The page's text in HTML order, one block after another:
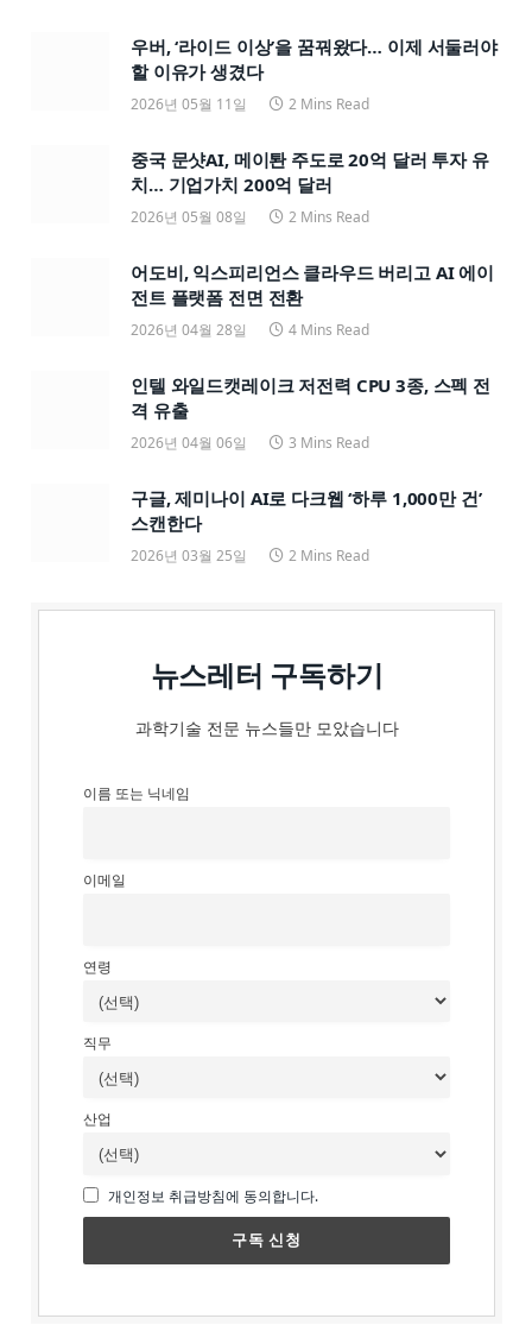
우버, ‘라이드 이상’을 꿈꿔왔다… 이제 서둘러야
할 이유가 생겼다
2026년 05월 11일 2 Mins Read
중국 문샷AI, 메이퇀 주도로 20억 달러 투자 유
치… 기업가치 200억 달러
2026년 05월 08일 2 Mins Read
어도비, 익스피리언스 클라우드 버리고 AI 에이
전트 플랫폼 전면 전환
2026년 04월 28일 4 Mins Read
인텔 와일드캣레이크 저전력 CPU 3종, 스펙 전
격 유출
2026년 04월 06일 3 Mins Read
구글, 제미나이 AI로 다크웹 ‘하루 1,000만 건’
스캔한다
2026년 03월 25일 2 Mins Read
뉴스레터 구독하기
과학기술 전문 뉴스들만 모았습니다
이름 또는 닉네임
이메일
연령
직무
산업
개인정보 취급방침에 동의합니다.